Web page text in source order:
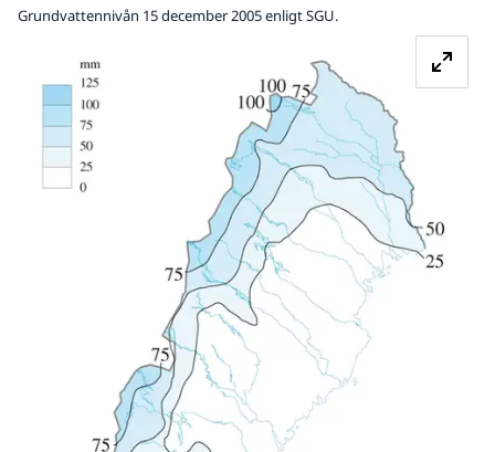
Grundvattennivån 15 december 2005 enligt SGU.